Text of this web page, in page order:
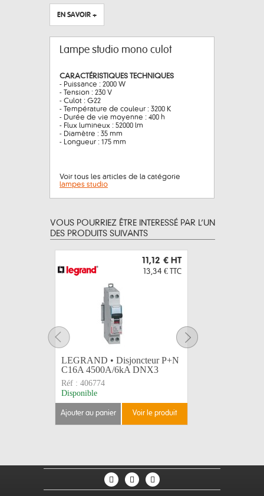
EN SAVOIR +
Lampe studio mono culot
CARACTÉRISTIQUES TECHNIQUES
- Puissance : 2000 W
- Tension : 230 V
- Culot : G22
- Température de couleur : 3200 K
- Durée de vie moyenne : 400 h
- Flux lumineux : 52000 lm
- Diamètre : 35 mm
- Longueur : 175 mm
Voir tous les articles de la catégorie
lampes studio
VOUS POURRIEZ ÊTRE INTERESSÉ PAR L’UN
DES PRODUITS SUIVANTS
11,12 € HT
13,34 € TTC
LEGRAND • Disjoncteur P+N
C16A 4500A/6kA DNX3
Réf : 406774
Disponible
ajouter au panier voir le produit